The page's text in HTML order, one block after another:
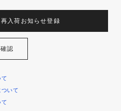
再入荷お知らせ登録
認
いて